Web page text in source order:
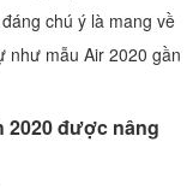
chú ý là mang về
như mẫu Air 2020 gần
2020 được nâng